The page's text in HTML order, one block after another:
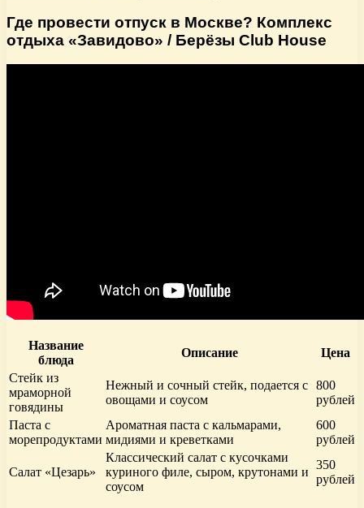
Где провести отпуск в Москве? Комплекс
отдыха «Завидово» / Берёзы Club House
Название
блюда
Описание
Цена
Стейк из
мраморной
говядины
Нежный и сочный стейк, подается с
овощами и соусом
800
рублей
Паста с
морепродуктами
Ароматная паста с кальмарами,
мидиями и креветками
600
рублей
Салат «Цезарь»
Классический салат с кусочками
куриного филе, сыром, крутонами и
соусом
350
рублей